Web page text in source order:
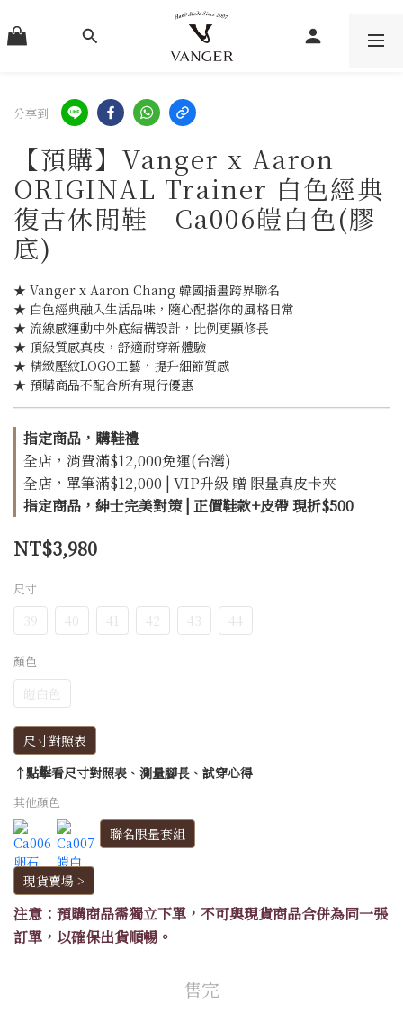
分享到
【預購】Vanger x Aaron
ORIGINAL Trainer 白色經典
復古休閒鞋 - Ca006皚白色(膠
底)
★ Vanger x Aaron Chang 韓國插畫跨界聯名
★ 白色經典融入生活品味，隨心配搭你的風格日常
★ 流線感運動中外底結構設計，比例更顯修長
★ 頂級質感真皮，舒適耐穿新體驗
★ 精緻壓紋LOGO工藝，提升細節質感
★ 預購商品不配合所有現行優惠
指定商品，購鞋禮
全店，消費滿$12,000免運(台灣)
全店，單筆滿$12,000 | VIP升級 贈 限量真皮卡夾
指定商品，紳士完美對策 | 正價鞋款+皮帶 現折$500
NT$3,980
尺寸
39 40 41 42 43 44
顏色
皚白色
尺寸對照表
↑點擊看尺寸對照表、測量腳長、試穿心得
其他顏色
聯名限量套組
現貨賣場 >
注意：預購商品需獨立下單，不可與現貨商品合併為同一張
訂單，以確保出貨順暢。
售完